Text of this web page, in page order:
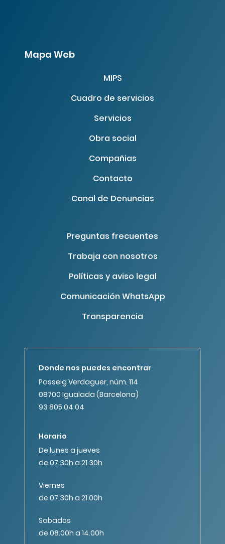
Mapa Web
MIPS
Cuadro de servicios
Servicios
Obra social
Compañias
Contacto
Canal de Denuncias
Preguntas frecuentes
Trabaja con nosotros
Políticas y aviso legal
Comunicación WhatsApp
Transparencia
Donde nos puedes encontrar
Passeig Verdaguer, núm. 114
08700 Igualada (Barcelona)
93 805 04 04
Horario
De lunes a jueves
de 07.30h a 21.30h
Viernes
de 07.30h a 21.00h
Sabados
de 08.00h a 14.00h